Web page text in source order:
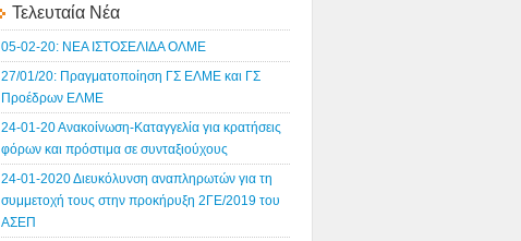
Τελευταία Νέα
05-02-20: ΝΕΑ ΙΣΤΟΣΕΛΙΔΑ ΟΛΜΕ
27/01/20: Πραγματοποίηση ΓΣ ΕΛΜΕ και ΓΣ
Προέδρων ΕΛΜΕ
24-01-20 Ανακοίνωση-Καταγγελία για κρατήσεις
φόρων και πρόστιμα σε συνταξιούχους
24-01-2020 Διευκόλυνση αναπληρωτών για τη
συμμετοχή τους στην προκήρυξη 2ΓΕ/2019 του
ΑΣΕΠ